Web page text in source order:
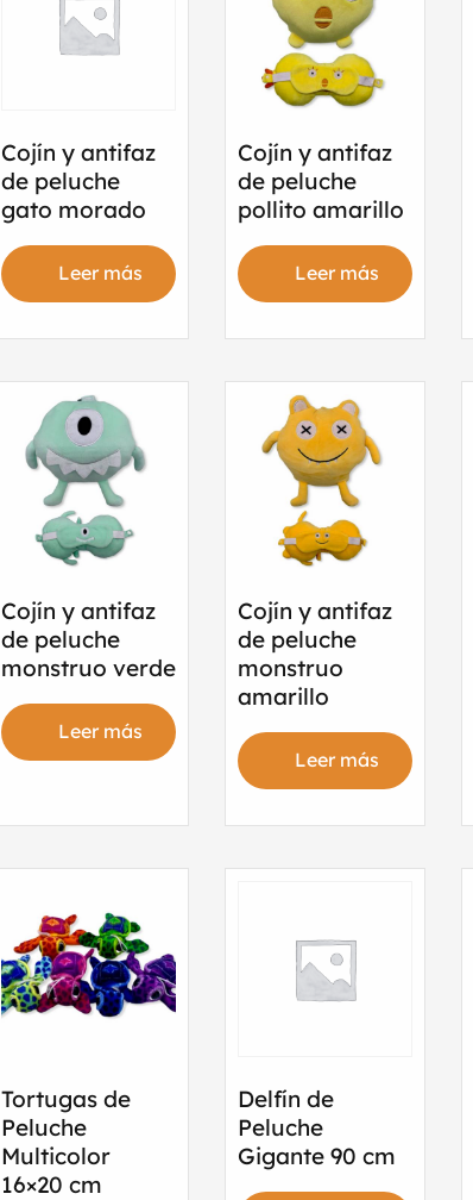
Cojín y antifaz
de peluche
gato morado
Leer más
Cojín y antifaz
de peluche
pollito amarillo
Leer más
Cojín y antifaz
de peluche
monstruo verde
Leer más
Cojín y antifaz
de peluche
monstruo
amarillo
Leer más
Tortugas de
Peluche
Multicolor
16×20 cm
Delfín de
Peluche
Gigante 90 cm